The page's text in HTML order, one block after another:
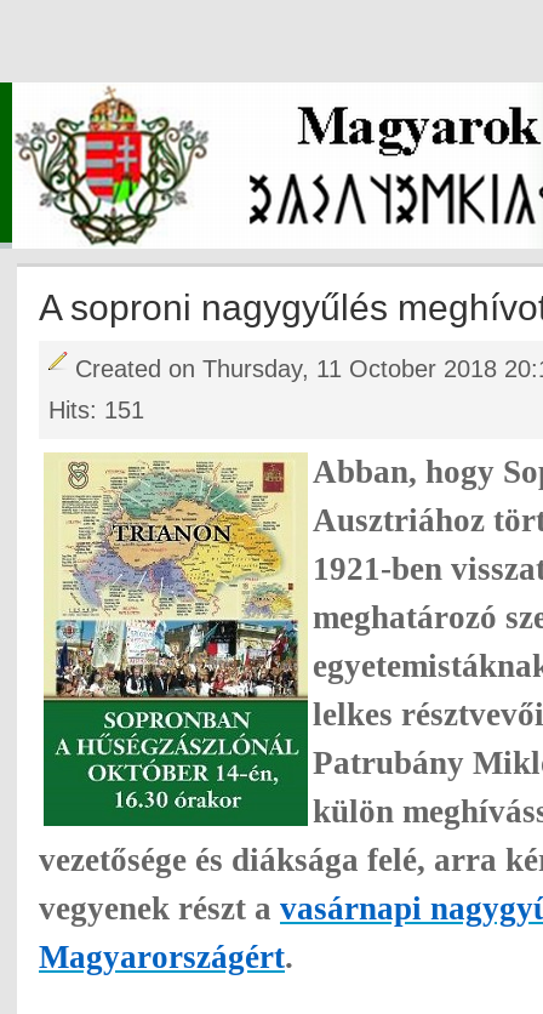
A soproni nagygyűlés
Created on Thursday, 11 October 2018
Hits: 151
Abban, hogy
Ausztriához
1921-ben
meghatározó
lelkes
Patrubány
külön
vezetősége és diáksága felé, arra
vegyenek részt a vasárnapi
Magyarországért.